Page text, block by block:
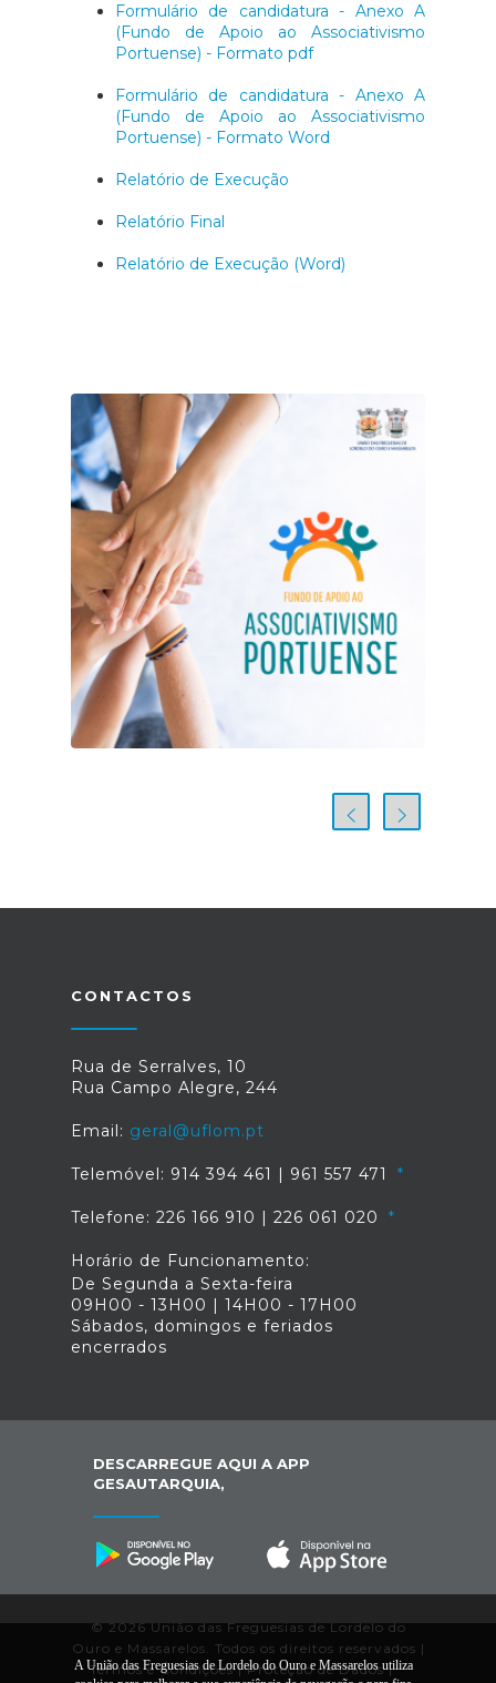
Formulário de candidatura - Anexo A
(Fundo de Apoio ao Associativismo
Portuense) - Formato pdf
Formulário de candidatura - Anexo A
(Fundo de Apoio ao Associativismo
Portuense) - Formato Word
Relatório de Execução
Relatório Final
Relatório de Execução (Word)
CONTACTOS
Rua de Serralves, 10
Rua Campo Alegre, 244
Email: geral@uflom.pt
Telemóvel: 914 394 461 | 961 557 471
Telefone: 226 166 910 | 226 061 020
Horário de Funcionamento:
De Segunda a Sexta-feira
09H00 - 13H00 | 14H00 - 17H00
Sábados, domingos e feriados
encerrados
DESCARREGUE AQUI A APP
GESAUTARQUIA,
© 2026 União das Freguesias de Lordelo do
Ouro e Massarelos. Todos os direitos reservados |
Termos e Condições|Proteção de Dados|*
A União das Freguesias de Lordelo do Ouro e Massarelos utiliza